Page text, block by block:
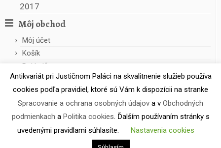
2017
Môj obchod
Môj účet
Košík
Pokladňa
Antikvariát pri Justičnom Paláci
Antikvariát pri Justičnom Paláci na skvalitnenie služieb používa
cookies podľa pravidiel, ktoré sú Vám k dispozícii na stranke
Spracovanie a ochrana osobných údajov a v Obchodných
podmienkach a Politika cookies. Ďalším používaním stránky s
uvedenými pravidlami súhlasíte.
Nastavenia cookies